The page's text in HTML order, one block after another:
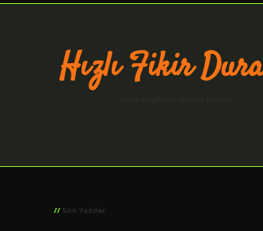
Hızlı Fikir
Son Yazılar